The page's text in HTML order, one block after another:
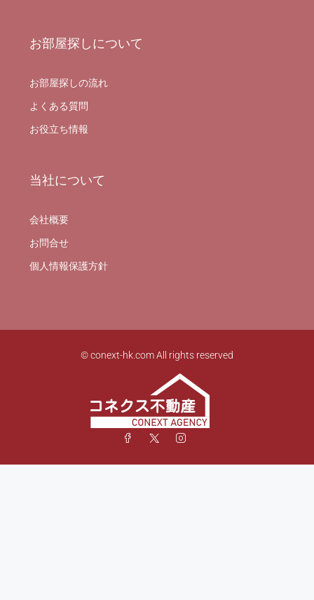
お部屋探しについて
お部屋探しの流れ
よくある質問
お役立ち情報
当社について
会社概要
お問合せ
個人情報保護方針
© conext-hk.com All rights reserved